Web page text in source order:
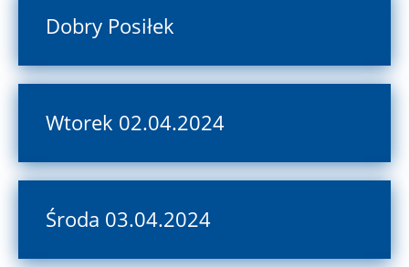
Dobry Posiłek
Wtorek 02.04.2024
Środa 03.04.2024